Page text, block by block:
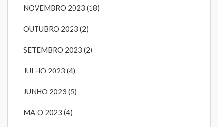
NOVEMBRO 2023 (18)
OUTUBRO 2023 (2)
SETEMBRO 2023 (2)
JULHO 2023 (4)
JUNHO 2023 (5)
MAIO 2023 (4)